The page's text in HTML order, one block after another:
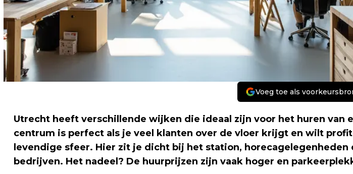
Voeg toe als
Utrecht heeft verschillende wijken die ideaal zijn voor het huren van
centrum is perfect als je veel klanten over de vloer krijgt en wilt
levendige sfeer. Hier zit je dicht bij het station, horecagelegenheden
bedrijven. Het nadeel? De huurprijzen zijn vaak hoger en